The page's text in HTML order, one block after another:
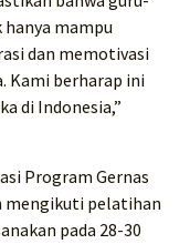
mampu
dan memotivasi
Kami berharap ini
di Indonesia,”
Program Gernas
mengikuti pelatihan
pada 28-30